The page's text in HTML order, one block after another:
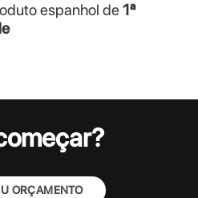
espanhol de1ª
ORÇAMENTO